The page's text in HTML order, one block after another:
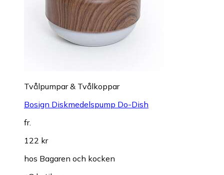
Tvålpumpar & Tvålkoppar
Bosign Diskmedelspump Do-Dish
fr.
122 kr
hos Bagaren och kocken